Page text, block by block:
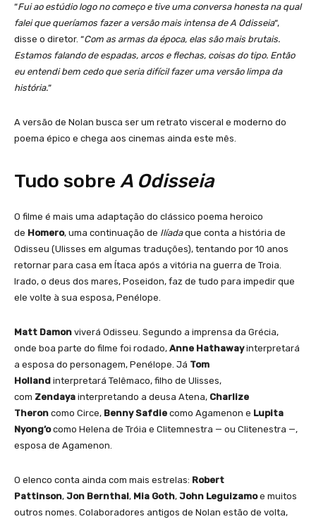
“Fui ao estúdio logo no começo e tive uma conversa honesta na qual
falei que queríamos fazer a versão mais intensa de A Odisseia“,
disse o diretor. “Com as armas da época, elas são mais brutais.
Estamos falando de espadas, arcos e flechas, coisas do tipo. Então
eu entendi bem cedo que seria difícil fazer uma versão limpa da
história.“
A versão de Nolan busca ser um retrato visceral e moderno do
poema épico e chega aos cinemas ainda este mês.
Tudo sobre A Odisseia
O filme é mais uma adaptação do clássico poema heroico
de Homero, uma continuação de Ilíadaque conta a história de
Odisseu (Ulisses em algumas traduções), tentando por 10 anos
retornar para casa em Ítaca após a vitória na guerra de Troia.
Irado, o deus dos mares, Poseidon, faz de tudo para impedir que
ele volte à sua esposa, Penélope.
Matt Damon viverá Odisseu. Segundo a imprensa da Grécia,
onde boa parte do filme foi rodado, Anne Hathawayinterpretará
a esposa do personagem, Penélope. Já Tom
Holland interpretará Telêmaco, filho de Ulisses,
com Zendaya interpretando a deusa Atena, Charlize
Theron como Circe, Benny Safdie como Agamenon e Lupita
Nyong’ocomo Helena de Tróia e Clitemnestra — ou Clitenestra —,
esposa de Agamenon.
O elenco conta ainda com mais estrelas: Robert
Pattinson, Jon Bernthal, Mia Goth, John Leguizamoe muitos
outros nomes. Colaboradores antigos de Nolan estão de volta,